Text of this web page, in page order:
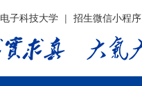
电子科技大学 | 招生微信小程序